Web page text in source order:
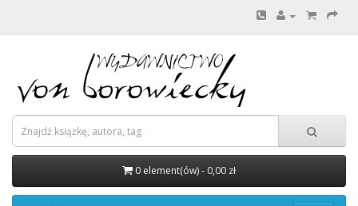
0 element(ów) - 0,00 zł